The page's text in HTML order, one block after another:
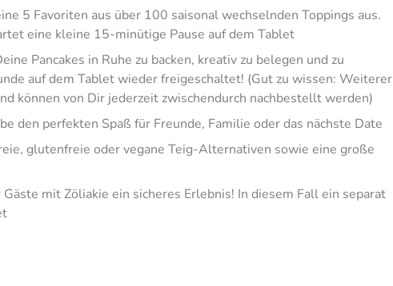
5 Favoriten aus über 100 saisonal wechselnden Toppings aus.
eine kleine 15-minütige Pause auf dem Tablet
Pancakes in Ruhe zu backen, kreativ zu belegen und zu
auf dem Tablet wieder freigeschaltet! (Gut zu wissen: Weiterer
können von Dir jederzeit zwischendurch nachbestellt werden)
den perfekten Spaß für Freunde, Familie oder das nächste Date
glutenfreie oder vegane Teig-Alternativen sowie eine große
mit Zöliakie ein sicheres Erlebnis! In diesem Fall ein separat